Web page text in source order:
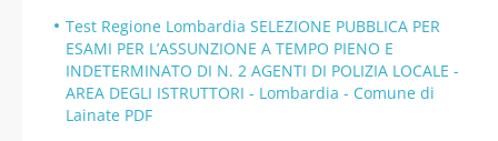
Test Regione Lombardia SELEZIONE PUBBLICA PER
ESAMI PER L’ASSUNZIONE A TEMPO PIENO E
INDETERMINATO DI N. 2 AGENTI DI POLIZIA LOCALE -
AREA DEGLI ISTRUTTORI - Lombardia - Comune di
Lainate PDF